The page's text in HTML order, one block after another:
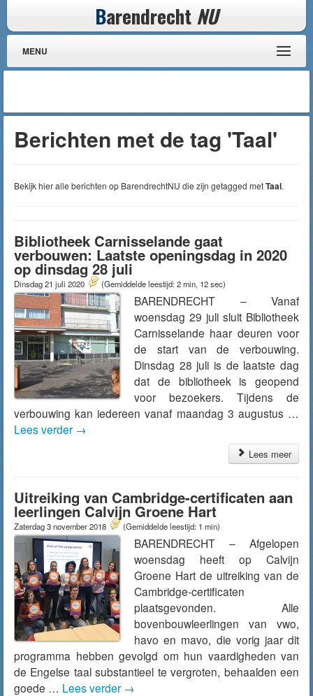
Barendrecht NU
MENU
Berichten met de tag 'Taal'
Bekijk hier alle berichten op BarendrechtNU die zijn getagged metTaal.
Bibliotheek Carnisselande gaat
verbouwen: Laatste openingsdag in 2020
op dinsdag 28 juli
Dinsdag 21 juli 2020 (Gemiddelde leestijd: 2 min, 12 sec)
BARENDRECHT – Vanaf
woensdag 29 juli sluit Bibliotheek
Carnisselande haar deuren voor
de start van de verbouwing.
Dinsdag 28 juli is de laatste dag
dat de bibliotheek is geopend
voor bezoekers. Tijdens de
verbouwing kan iedereen vanaf maandag 3 augustus …
Lees verder →
Lees meer
Uitreiking van Cambridge-certificaten aan
leerlingen Calvijn Groene Hart
Zaterdag 3 november 2018 (Gemiddelde leestijd: 1 min)
BARENDRECHT – Afgelopen
woensdag heeft op Calvijn
Groene Hart de uitreiking van de
Cambridge-certificaten
plaatsgevonden. Alle
bovenbouwleerlingen van vwo,
havo en mavo, die vorig jaar dit
programma hebben gevolgd om hun vaardigheden van
de Engelse taal substantieel te vergroten, behaalden een
goede … Lees verder →